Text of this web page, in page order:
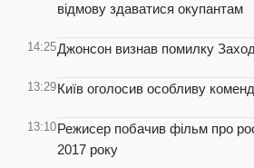
відмову здаватися окупантам
14:25Джонсон визнав помилку
13:29Київ оголосив особливу
13:10Режисер побачив фільм про
2017 року